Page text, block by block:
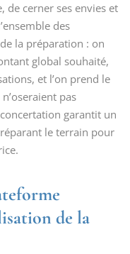
de cerner ses envies et
des
la préparation : on
global souhaité,
et l’on prend le
pas
garantit un
le terrain pour
de la